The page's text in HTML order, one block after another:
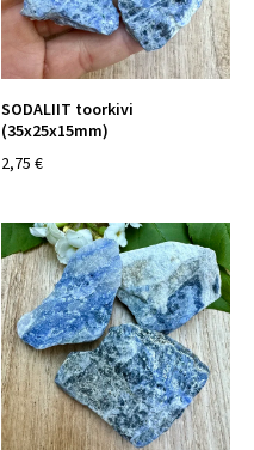
SODALIIT toorkivi
(35x25x15mm)
2,75 €